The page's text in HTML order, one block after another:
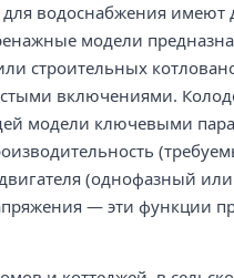
водоснабжения имеют
модели
строительных
включениями.
модели ключевыми
(однофазный или
— эти функции